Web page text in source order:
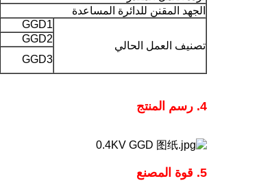
الجهد المقنن للدائرة المساعدة
تصنيف العمل الحالي
GGD1
GGD2
GGD3
4. رسم المنتج
5. قوة المصنع